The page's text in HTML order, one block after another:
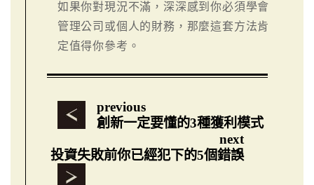
如果你對現況不滿，深深感到你必須學會
管理公司或個人的財務，那麼這套方法肯
定值得你參考。
previous
創新一定要懂的3種獲利模式
next
投資失敗前你已經犯下的5個錯誤